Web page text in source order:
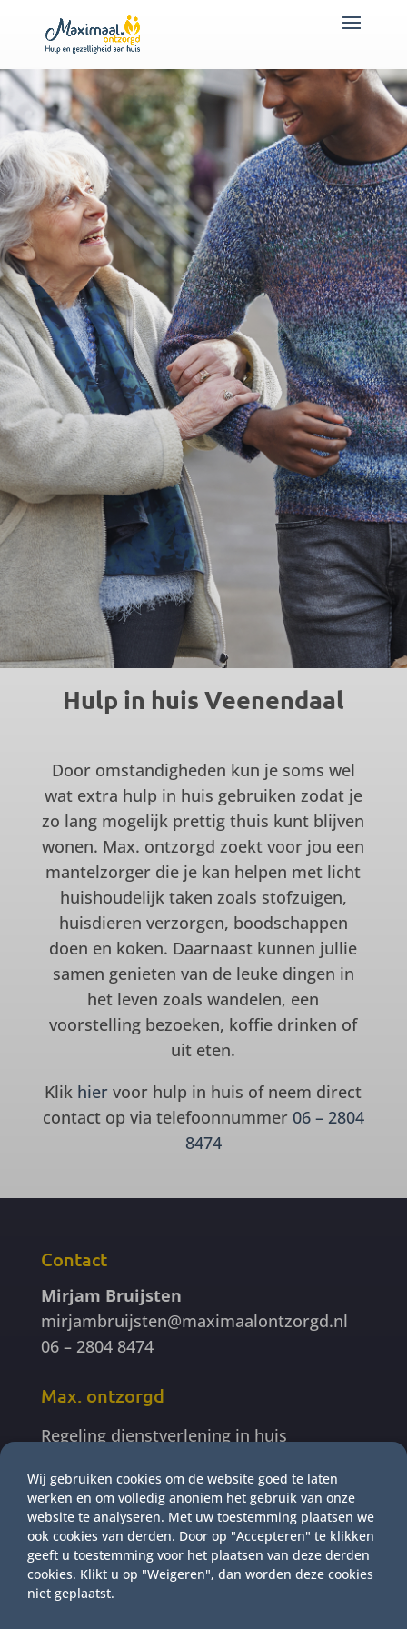
Hulp in huis Veenendaal
Door omstandigheden kun je soms wel
wat extra hulp in huis gebruiken zodat je
zo lang mogelijk prettig thuis kunt blijven
wonen. Max. ontzorgd zoekt voor jou een
mantelzorger die je kan helpen met licht
huishoudelijk taken zoals stofzuigen,
huisdieren verzorgen, boodschappen
doen en koken. Daarnaast kunnen jullie
samen genieten van de leuke dingen in
het leven zoals wandelen, een
voorstelling bezoeken, koffie drinken of
uit eten.
Klik hier voor hulp in huis of neem direct
contact op via telefoonnummer 06 – 2804
8474
Contact
Mirjam Bruijsten
mirjambruijsten@maximaalontzorgd.nl
06 – 2804 8474
Max. ontzorgd
Regeling dienstverlening in huis
PGB informatie gemeente Ede
Volg ons op Social media
Wij gebruiken cookies om de website goed te laten
werken en om volledig anoniem het gebruik van onze
website te analyseren. Met uw toestemming plaatsen we
ook cookies van derden. Door op "Accepteren" te klikken
geeft u toestemming voor het plaatsen van deze derden
cookies. Klikt u op "Weigeren", dan worden deze cookies
niet geplaatst.